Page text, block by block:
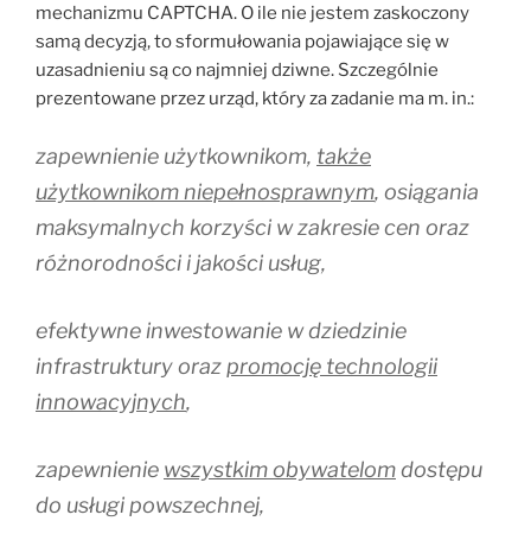
mechanizmu CAPTCHA. O ile nie jestem zaskoczony
samą decyzją, to sformułowania pojawiające się w
uzasadnieniu są co najmniej dziwne. Szczególnie
prezentowane przez urząd, który za zadanie ma m. in.:
zapewnienie użytkownikom, także
użytkownikom niepełnosprawnym, osiągania
maksymalnych korzyści w zakresie cen oraz
różnorodności i jakości usług,
efektywne inwestowanie w dziedzinie
infrastruktury orazpromocję technologii
innowacyjnych,
zapewnienie wszystkim obywatelomdostępu
do usługi powszechnej,